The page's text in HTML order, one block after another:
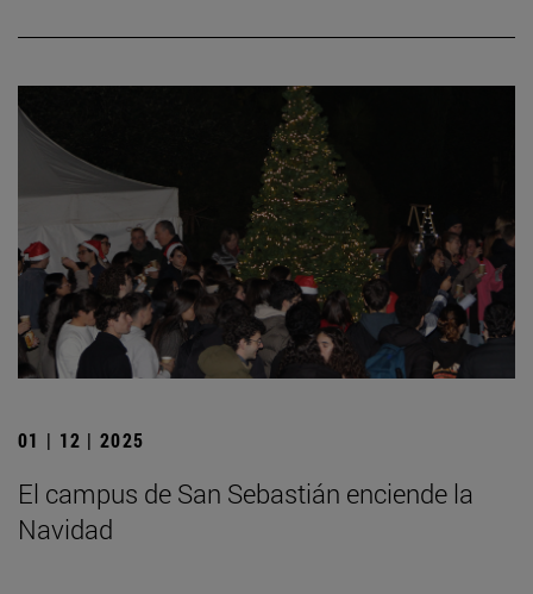
01 | 12 | 2025
El campus de San Sebastián enciende la
Navidad